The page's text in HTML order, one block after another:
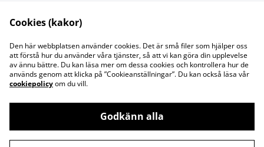
Kontakta oss
Juridisk information
Integritetspolicy
Cookiepolicy
Söt och Flitig HB
Org.nr. 969773-7535
©2026Garnwebb (Söt och Flitig HB)
Cookies (kakor)
Den här webbplatsen använder cookies. Det är små filer som hjälper oss
att förstå hur du använder våra tjänster, så att vi kan göra din upplevelse
av ännu bättre. Du kan läsa mer om dessa cookies och kontrollera hur de
används genom att klicka på ”Cookieanställningar”. Du kan också läsa vår
cookiepolicyom du vill.
Godkänn alla